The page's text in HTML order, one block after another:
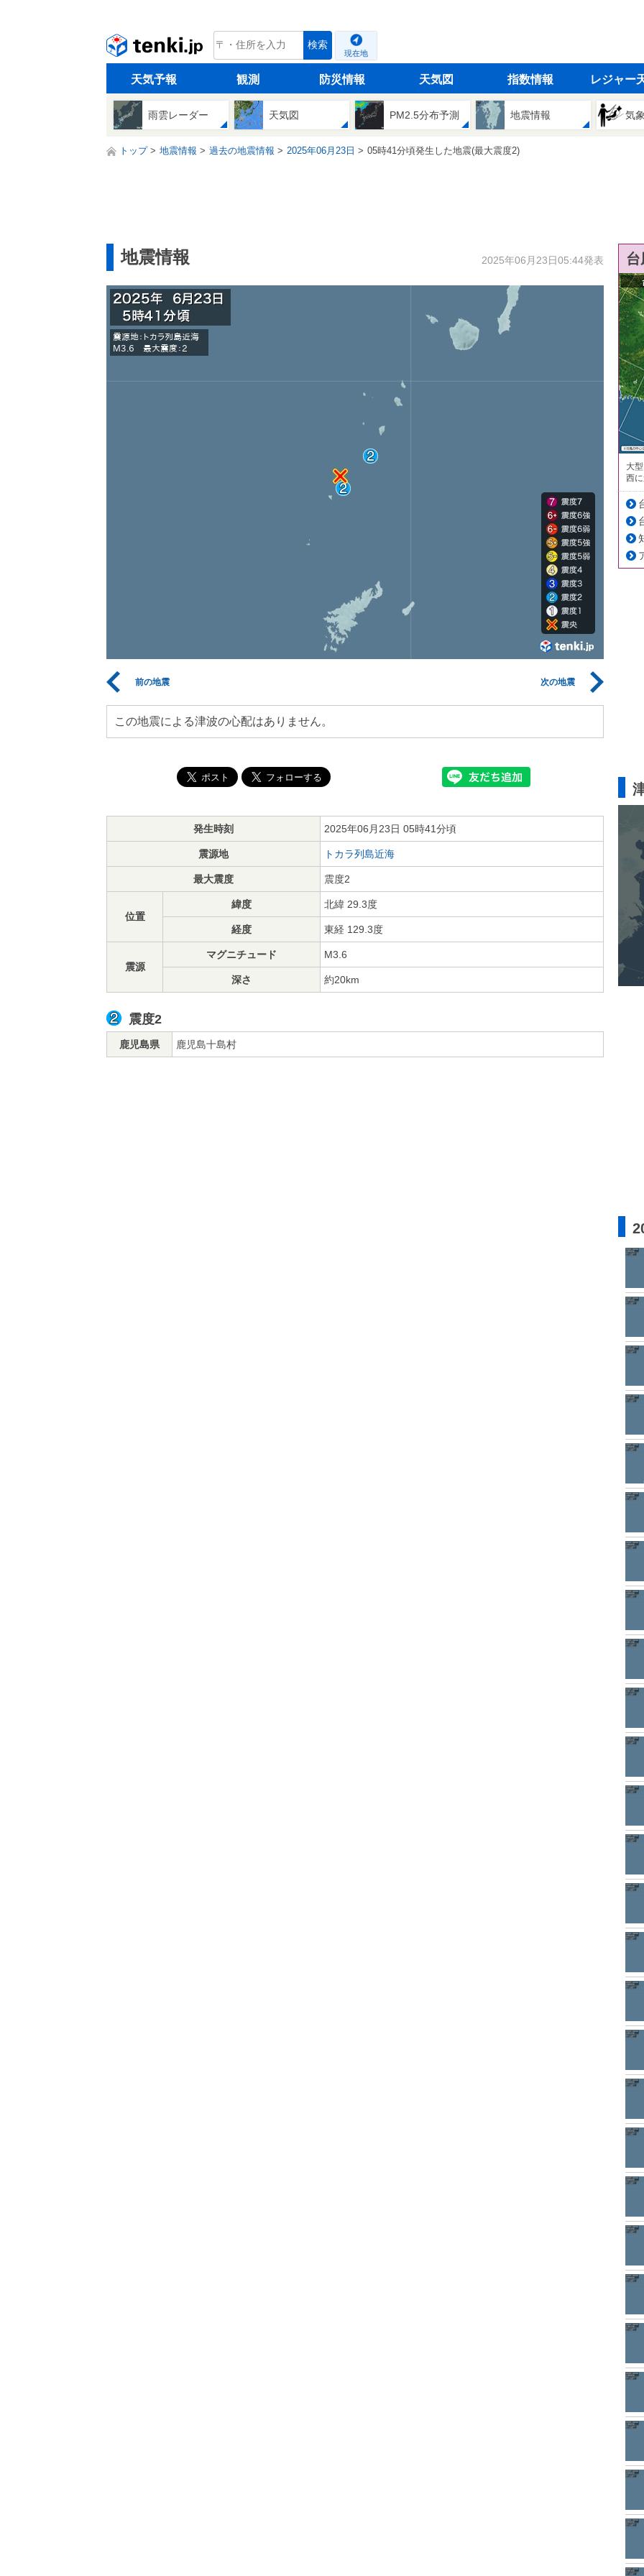
tenki.jp 検索
現在地
天気予報 観測 防災情報 天気図 指数情報 レジャー
雨雲レーダー 天気図 PM2.5分布予測 地震情報 気
トップ 地震情報 過去の地震情報 2025年06月23日 05時41分頃発生した地震(最大震度2)
地震情報 2025年06月23日05:44発表
前の地震 次の地震
この地震による津波の心配はありません。
発生時刻 2025年06月23日 05時41分頃
震源地 トカラ列島近海
最大震度 震度2
位置
緯度 北緯 29.3度
経度 東経 129.3度
震源
マグニチュード M3.6
深さ 約20km
震度2
鹿児島県 鹿児島十島村
大
西